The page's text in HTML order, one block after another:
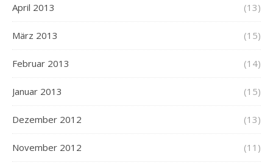
April 2013 (13)
März 2013 (15)
Februar 2013 (14)
Januar 2013 (15)
Dezember 2012 (13)
November 2012 (11)